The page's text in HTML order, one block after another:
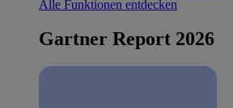
Alle Funktionen entdecken
Gartner Report 2026